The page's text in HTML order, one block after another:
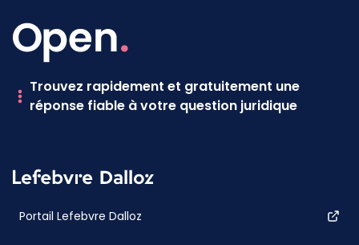
Trouvez rapidement et gratuitement une
réponse fiable à votre question juridique
Portail Lefebvre Dalloz